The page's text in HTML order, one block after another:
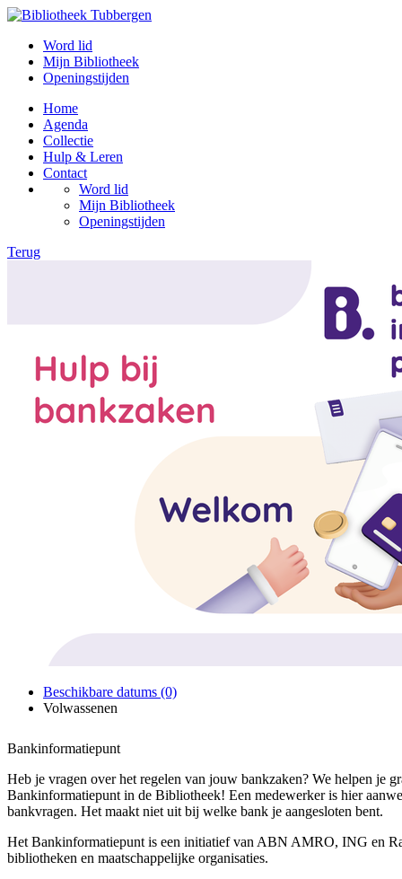
Word lid
Mijn Bibliotheek
Openingstijden
Home
Agenda
Collectie
Hulp & Leren
Contact
Word lid
Mijn Bibliotheek
Openingstijden
Terug
Beschikbare datums (0)
Volwassenen
Bankinformatiepunt
Heb je vragen over het regelen van jouw bankzaken? We helpen je
Bankinformatiepunt in de Bibliotheek! Een medewerker is hier
bankvragen. Het maakt niet uit bij welke bank je aangesloten bent.
Het Bankinformatiepunt is een initiatief van ABN AMRO, ING en
bibliotheken en maatschappelijke organisaties.